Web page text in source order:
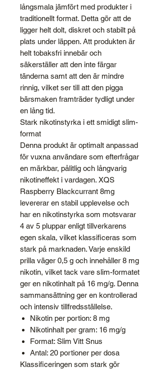
långsmala jämfört med produkter i
traditionellt format. Detta gör att de
ligger helt dolt, diskret och stabilt på
plats under läppen. Att produkten är
helt tobaksfri innebär och
säkerställer att den inte färgar
tänderna samt att den är mindre
rinnig, vilket ser till att den pigga
bärsmaken framträder tydligt under
en lång tid.
Stark nikotinstyrka i ett smidigt slim-
format
Denna produkt är optimalt anpassad
för vuxna användare som efterfrågar
en märkbar, pålitlig och långvarig
nikotineffekt i vardagen. XQS
Raspberry Blackcurrant 8mg
levererar en stabil upplevelse och
har en nikotinstyrka som motsvarar
4 av 5 pluppar enligt tillverkarens
egen skala, vilket klassificeras som
stark på marknaden. Varje enskild
prilla väger 0,5 g och innehåller 8 mg
nikotin, vilket tack vare slim-formatet
ger en nikotinhalt på 16 mg/g. Denna
sammansättning ger en kontrollerad
och intensiv tillfredsställelse.
Nikotin per portion: 8 mg
Nikotinhalt per gram: 16 mg/g
Format: Slim Vitt Snus
Antal: 20 portioner per dosa
Klassificeringen som stark gör